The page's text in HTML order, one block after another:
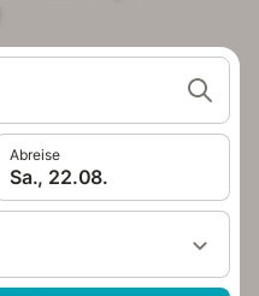
Abreise
Sa., 22.08.